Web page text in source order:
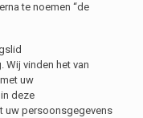
te noemen “de
Wij vinden het van
uw
deze
uw persoonsgegevens